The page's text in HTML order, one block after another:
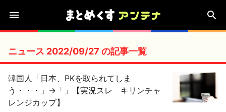
ニュース 2022/09/27 の記事一覧
韓国人「日本、PKを取られてしま
う・・・」→「」【実況スレ キリンチャ
レンジカップ】